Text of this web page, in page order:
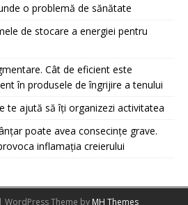
o problemă de sănătate
de stocare a energiei pentru
Cât de eficient este
în produsele de îngrijire a tenului
te ajută să îți organizezi activitatea
poate avea consecințe grave.
inflamația creierului
Theme by MH Themes